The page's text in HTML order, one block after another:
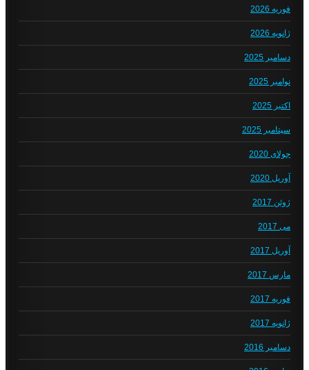
فوریه 2026
ژانویه 2026
دسامبر 2025
نوامبر 2025
اکتبر 2025
سپتامبر 2025
جولای 2020
آوریل 2020
ژوئن 2017
می 2017
آوریل 2017
مارس 2017
فوریه 2017
ژانویه 2017
دسامبر 2016